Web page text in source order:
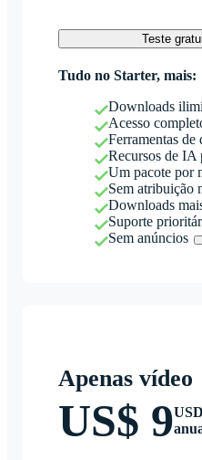
Teste
Tudo no Starter, mais:
Downloads
Acesso
Ferramentas de
Recursos de IA
Um pacote por
Sem atribuição
Downloads
Suporte
Sem anúncios
Apenas vídeo
US$ 9